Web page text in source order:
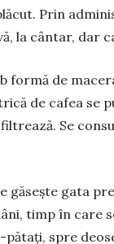
Prin
la cântar, dar
formă de
de cafea se
Se
găsește gata
timp în care
spre